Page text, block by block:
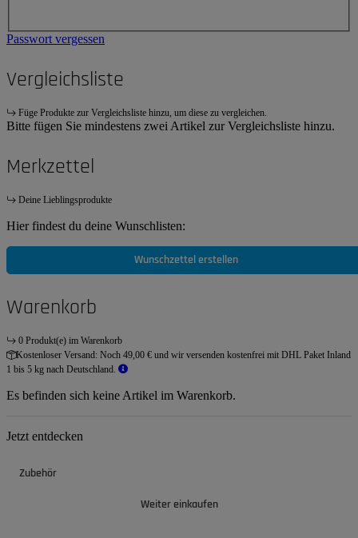
Passwort vergessen
Vergleichsliste
Füge Produkte zur Vergleichsliste hinzu, um diese zu vergleichen.
Bitte fügen Sie mindestens zwei Artikel zur Vergleichsliste hinzu.
Merkzettel
Deine Lieblingsprodukte
Hier findest du deine Wunschlisten:
Wunschzettel erstellen
Warenkorb
0 Produkt(e) im Warenkorb
Kostenloser Versand: Noch 49,00 € und wir versenden kostenfrei mit DHL Paket Inland
1 bis 5 kg nach Deutschland.
Es befinden sich keine Artikel im Warenkorb.
Jetzt entdecken
Zubehör
Weiter einkaufen